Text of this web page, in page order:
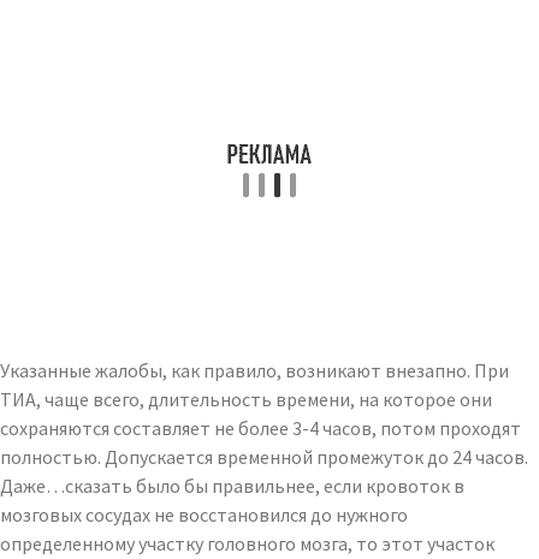
Указанные жалобы, как правило, возникают внезапно. При
ТИА, чаще всего, длительность времени, на которое они
сохраняются составляет не более 3-4 часов, потом проходят
полностью. Допускается временной промежуток до 24 часов.
Даже…сказать было бы правильнее, если кровоток в
мозговых сосудах не восстановился до нужного
определенному участку головного мозга, то этот участок